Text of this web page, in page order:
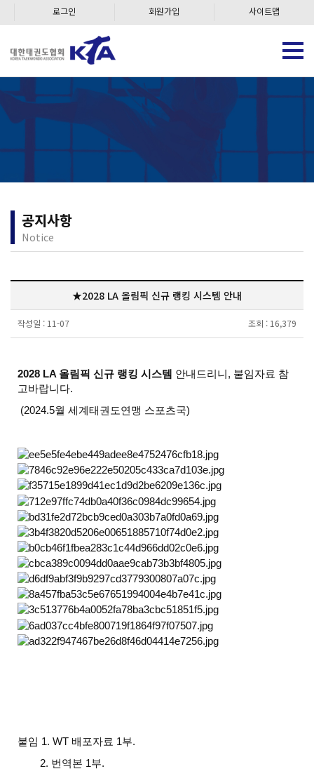
로그인 회원가입 사이트맵
공지사항
Notice
★2028 LA 올림픽 신규 랭킹 시스템 안내
작성일 : 11-07 조회 : 16,379
2028 LA 올림픽 신규 랭킹 시스템 안내드리니, 붙임자료 참
고바랍니다.
(2024.5월 세계태권도연맹 스포츠국)
붙임 1. WT 배포자료 1부.
2. 번역본 1부.